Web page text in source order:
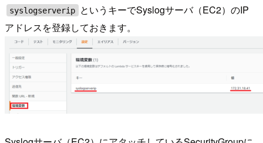
syslogserverip
というキーでSyslogサーバ（EC2）のIP
アドレスを登録しておきます。